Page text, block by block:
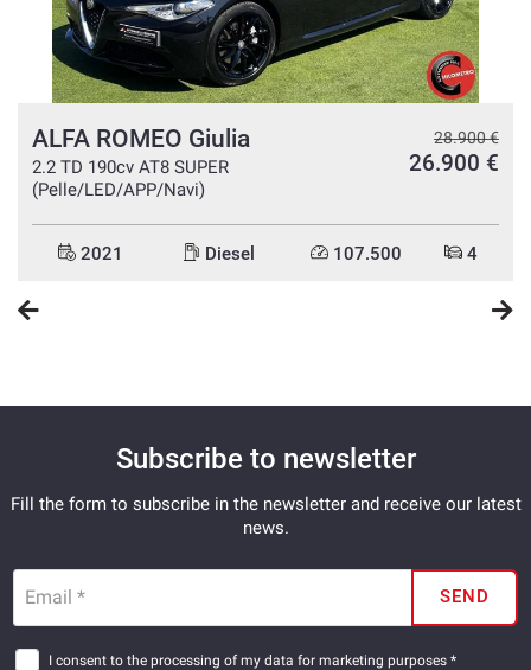
Sunroof
Touch screen
Four-wheel drive
USB
Darkened windows
Speakerphone
Heated steering wheel
ALFA ROMEO Giulia
2.2 TD 190cv AT8 SUPER
(Pelle/LED/APP/Navi)
28.900 €
26.900 €
2021 Diesel 107.500 4
Subscribe to newsletter
Fill the form to subscribe in the newsletter and receive our latest
news.
Email * SEND
I consent to the processing of my data for marketing purposes *